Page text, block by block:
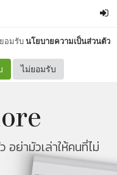
อมรับนโยบายความเป็นส่วนตัว
ไม่ยอมรับ
อย่ามัวเล่าให้คนที่ไม่